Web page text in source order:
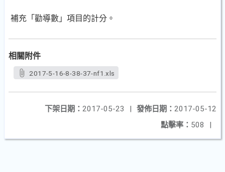
補充「勸導數」項目的計分。
相關附件
2017-5-16-8-38-37-nf1.xls
發佈日期： 2017-05-12
下架日期： 2017-05-23
|
點擊率： 508 |